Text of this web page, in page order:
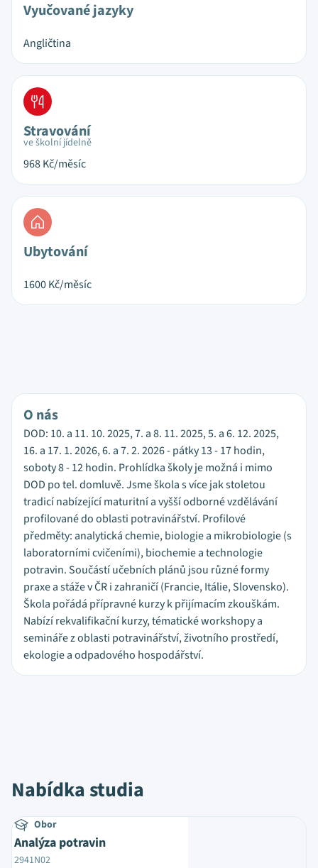
Vyučované jazyky
Angličtina
Stravování
ve školní jídelně
968Kč/měsíc
Ubytování
1600Kč/měsíc
O nás
DOD: 10. a 11. 10. 2025, 7. a 8. 11. 2025, 5. a 6. 12. 2025,
16. a 17. 1. 2026, 6. a 7. 2. 2026 - pátky 13 - 17 hodin,
soboty 8 - 12 hodin. Prohlídka školy je možná i mimo
DOD po tel. domluvě. Jsme škola s více jak stoletou
tradicí nabízející maturitní a vyšší odborné vzdělávání
profilované do oblasti potravinářství. Profilové
předměty: analytická chemie, biologie a mikrobiologie (s
laboratorními cvičeními), biochemie a technologie
potravin. Součástí učebních plánů jsou různé formy
praxe a stáže v ČR i zahraničí (Francie, Itálie, Slovensko).
Škola pořádá přípravné kurzy k přijímacím zkouškám.
Nabízí rekvalifikační kurzy, tématické workshopy a
semináře z oblasti potravinářství, životního prostředí,
ekologie a odpadového hospodářství.
Nabídka studia
Obor
Analýza potravin
2941N02